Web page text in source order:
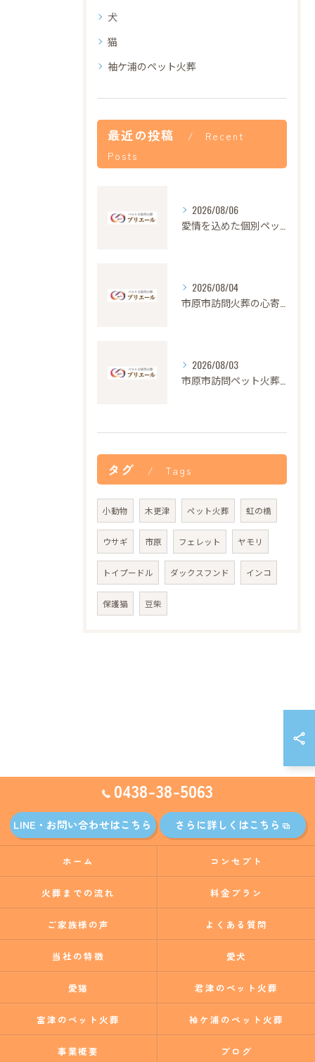
犬
猫
袖ケ浦のペット火葬
最近の投稿
Recent
Posts
2026/08/06
2026/08/04
2026/08/03
タグ Tags
小動物 木更津 ペット火葬 虹の橋
ウサギ 市原 フェレット ヤモリ
トイプードル ダックスフンド インコ
保護猫 豆柴
0438-38-5063
LINE・お問い合わせはこちら さらに詳しくはこちら
ホーム コンセプト
火葬までの流れ 料金プラン
ご家族様の声 よくある質問
当社の特徴 愛犬
愛猫 君津のペット火葬
富津のペット火葬 袖ケ浦のペット火葬
事業概要 ブログ